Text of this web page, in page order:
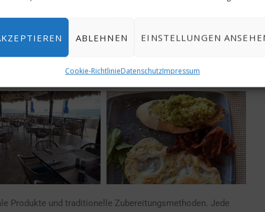
ABLEHNEN EINSTELLUNGEN
Cookie-RichtlinieDatenschutzImpressum
Produkte und traditionelle Zubereitungsmethoden. Jede